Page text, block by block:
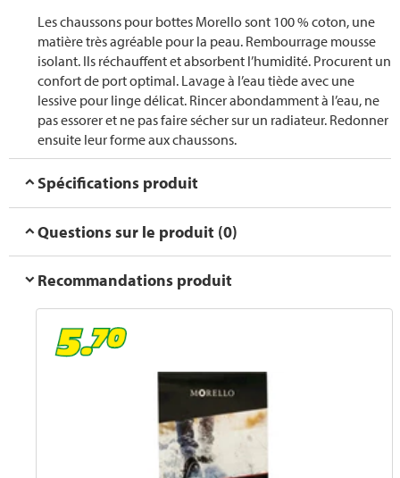
Les chaussons pour bottes Morello sont 100 % coton, une
matière très agréable pour la peau. Rembourrage mousse
isolant. Ils réchauffent et absorbent l’humidité. Procurent un
confort de port optimal. Lavage à l’eau tiède avec une
lessive pour linge délicat. Rincer abondamment à l’eau, ne
pas essorer et ne pas faire sécher sur un radiateur. Redonner
ensuite leur forme aux chaussons.
Spécifications produit
Questions sur le produit (0)
Recommandations produit